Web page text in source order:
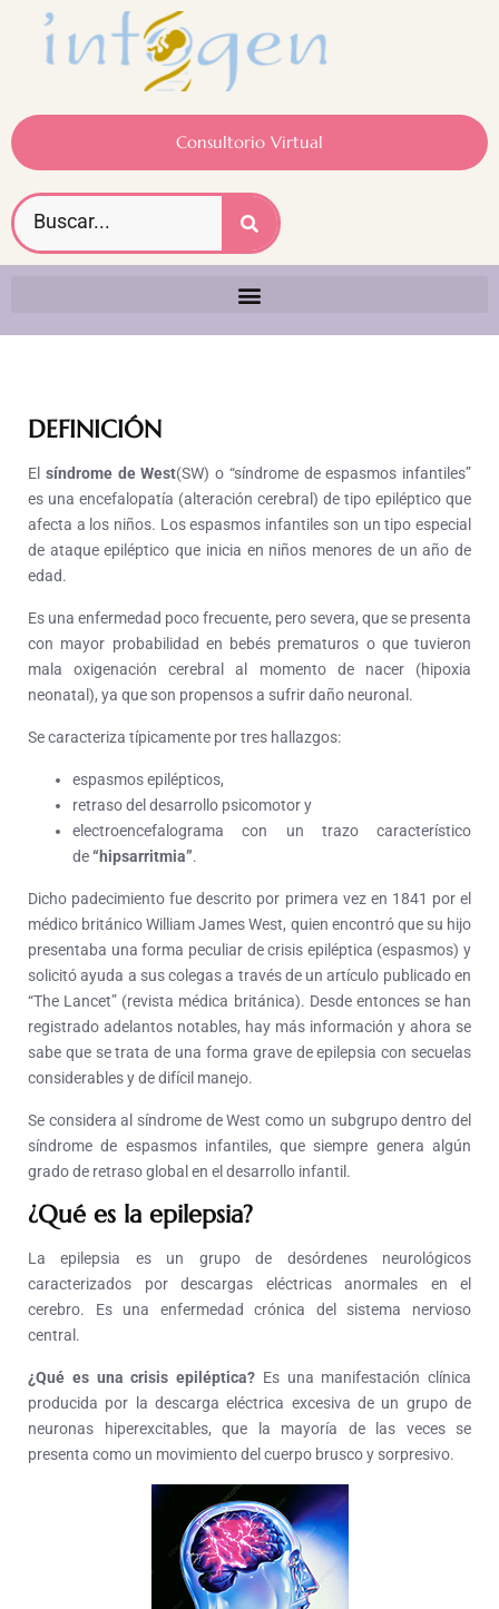
Consultorio Virtual
DEFINICIÓN
El síndrome de West(SW) o “síndrome de espasmos infantiles”
es una encefalopatía (alteración cerebral) de tipo epiléptico que
afecta a los niños. Los espasmos infantiles son un tipo especial
de ataque epiléptico que inicia en niños menores de un año de
edad.
Es una enfermedad poco frecuente, pero severa, que se presenta
con mayor probabilidad en bebés prematuros o que tuvieron
mala oxigenación cerebral al momento de nacer (hipoxia
neonatal), ya que son propensos a sufrir daño neuronal.
Se caracteriza típicamente por tres hallazgos:
espasmos epilépticos,
retraso del desarrollo psicomotor y
electroencefalograma con un trazo característico
de“hipsarritmia”.
Dicho padecimiento fue descrito por primera vez en 1841 por el
médico británico William James West, quien encontró que su hijo
presentaba una forma peculiar de crisis epiléptica (espasmos) y
solicitó ayuda a sus colegas a través de un artículo publicado en
“The Lancet” (revista médica británica). Desde entonces se han
registrado adelantos notables, hay más información y ahora se
sabe que se trata de una forma grave de epilepsia con secuelas
considerables y de difícil manejo.
Se considera al síndrome de West como un subgrupo dentro del
síndrome de espasmos infantiles, que siempre genera algún
grado de retraso global en el desarrollo infantil.
¿Qué es la epilepsia?
La epilepsia es un grupo de desórdenes neurológicos
caracterizados por descargas eléctricas anormales en el
cerebro. Es una enfermedad crónica del sistema nervioso
central.
¿Qué es una crisis epiléptica? Es una manifestación clínica
producida por la descarga eléctrica excesiva de un grupo de
neuronas hiperexcitables, que la mayoría de las veces se
presenta como un movimiento del cuerpo brusco y sorpresivo.